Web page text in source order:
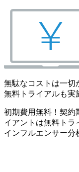
無駄なコストは一切
無料トライアルも実
初期費用無料！契約
イアントは無料トラ
インフルエンサー分